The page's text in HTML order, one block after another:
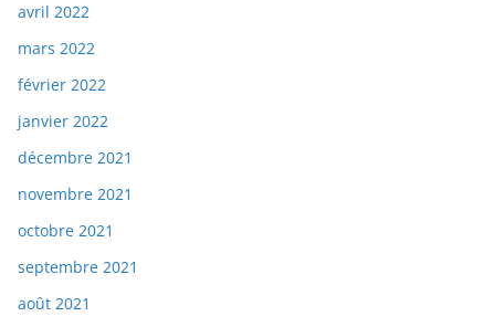
avril 2022
mars 2022
février 2022
janvier 2022
décembre 2021
novembre 2021
octobre 2021
septembre 2021
août 2021